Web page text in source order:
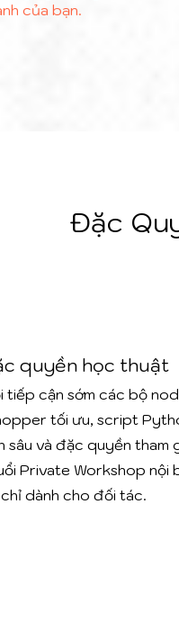
của bạn.
Đặc
quyền học thuật
tiếp cận sớm các bộ
tối ưu, script
sâu và đặc quyền tham
Private Workshop nội
chỉ dành cho đối tác.